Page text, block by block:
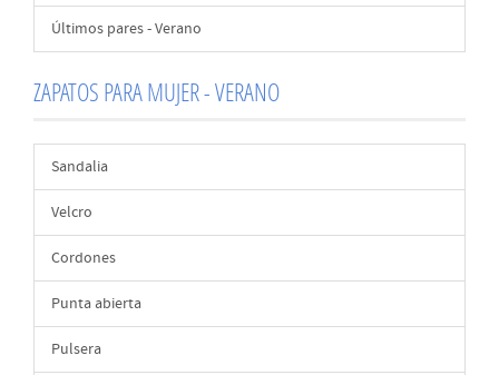
Últimos pares - Verano
ZAPATOS PARA MUJER - VERANO
Sandalia
Velcro
Cordones
Punta abierta
Pulsera